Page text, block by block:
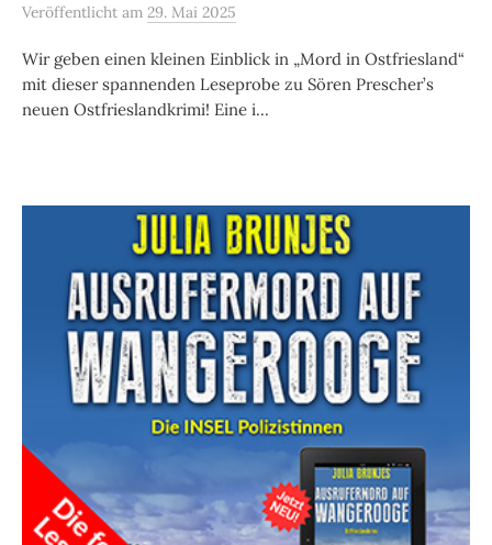
Veröffentlicht am 29. Mai 2025
Wir geben einen kleinen Einblick in „Mord in Ostfriesland“
mit dieser spannenden Leseprobe zu Sören Prescher’s
neuen Ostfrieslandkrimi! Eine i...